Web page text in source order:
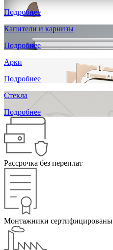
Подробнее
Капители и карнизы
Подробнее
Арки
Подробнее
Стекла
Подробнее
Рассрочка без переплат
Монтажники сертифицированы